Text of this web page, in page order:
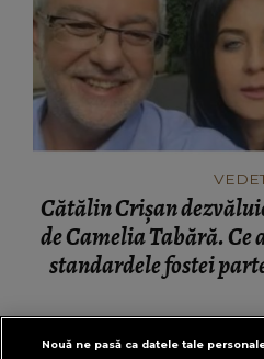
Cătălin Crișan
de Camelia Tabără. Ce
standardele fostei
Nouă ne pasă ca datele tale